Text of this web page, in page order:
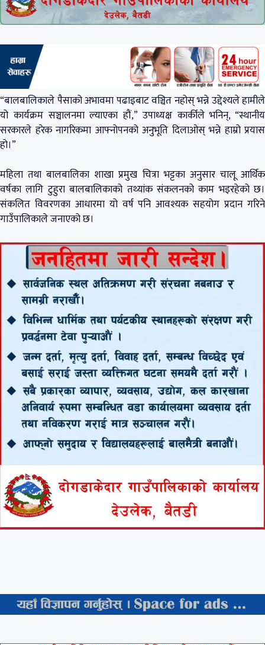
“बालबालिकाले पैसाको अभावमा पढाइबाट वञ्चित नहोस् भन्ने उद्देश्यले हामीले
यो कार्यक्रम सञ्चालनमा ल्याएका हौं,” उपाध्यक्ष कार्कीले भनिन्, “स्थानीय
सरकारले हरेक नागरिकमा आफ्नोपनको अनुभूति दिलाओस् भन्ने हाम्रो प्रयास
हो।”
महिला तथा बालबालिका शाखा प्रमुख चित्रा भट्टका अनुसार चालू आर्थिक
वर्षका लागि टुहुरा बालबालिकाको तथ्यांक संकलनको काम भइरहेको छ।
संकलित विवरणका आधारमा यो वर्ष पनि आवश्यक सहयोग प्रदान गरिने
गाउँपालिकाले जनाएको छ।